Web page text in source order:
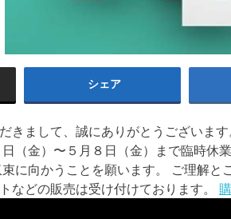
シェア
きまして、誠にありがとうございま
（金）〜５月８日（金）まで臨時休
に向かうことを願います。 ご理解
などの販売は受け付けております。